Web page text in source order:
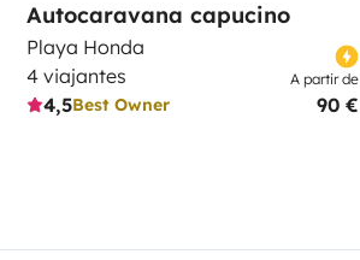
Autocaravana capucino
Playa Honda
4 viajantes
4,5Best Owner
A partir de
90 €